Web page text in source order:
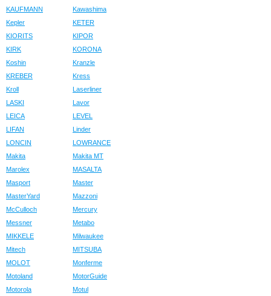
KAUFMANN
Kawashima
Kepler
KETER
KIORITS
KIPOR
KIRK
KORONA
Koshin
Kranzle
KREBER
Kress
Kroll
Laserliner
LASKI
Lavor
LEICA
LEVEL
LIFAN
Linder
LONCIN
LOWRANCE
Makita
Makita MT
Marolex
MASALTA
Masport
Master
MasterYard
Mazzoni
McCulloch
Mercury
Messner
Metabo
MIKKELE
Milwaukee
Mitech
MITSUBA
MOLOT
Monferme
Motoland
MotorGuide
Motorola
Motul